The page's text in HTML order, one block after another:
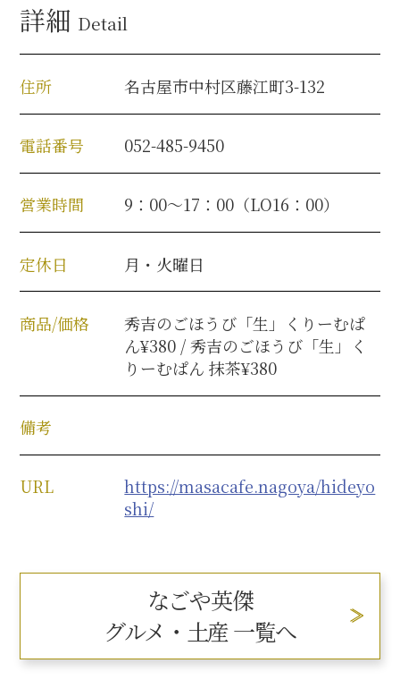
犬千代ルート
加藤清正と名古屋の関係
清正関連 史跡 一覧
名古屋＜清正＞観光モデルコース
詳細 Detail
住所 名古屋市中村区藤江町3-132
電話番号 052-485-9450
営業時間 9：00～17：00（LO16：00）
定休日 月・火曜日
商品/価格
秀吉のごほうび「生」くりーむぱ
ん¥380 / 秀吉のごほうび「生」く
りーむぱん 抹茶¥380
備考
URL
https://masacafe.nagoya/hideyo
shi/
なごや英傑
グルメ・土産 一覧へ